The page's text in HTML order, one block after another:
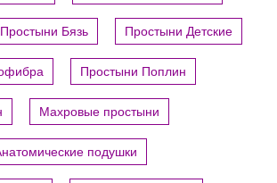
Простыни Бязь Простыни Детские
Простыни Поплин
Махровые простыни
подушки